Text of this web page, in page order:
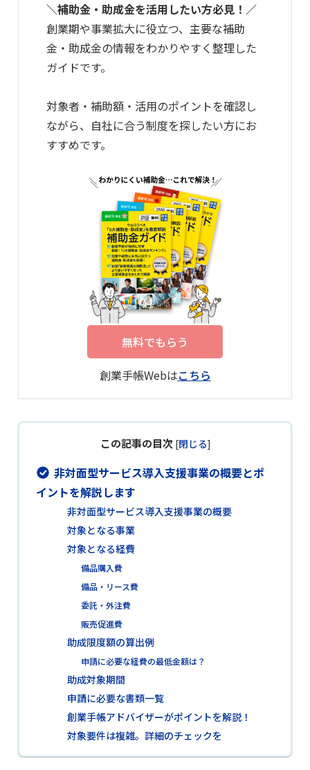
＼補助金・助成金を活用したい方必見！／
創業期や事業拡大に役立つ、主要な補助
金・助成金の情報をわかりやすく整理した
ガイドです。
対象者・補助額・活用のポイントを確認し
ながら、自社に合う制度を探したい方にお
すすめです。
無料でもらう
創業手帳Webはこちら
この記事の目次 [閉じる]
非対面型サービス導入支援事業の概要とポ
イントを解説します
非対面型サービス導入支援事業の概要
対象となる事業
対象となる経費
備品購入費
備品・リース費
委託・外注費
販売促進費
助成限度額の算出例
申請に必要な経費の最低金額は？
助成対象期間
申請に必要な書類一覧
創業手帳アドバイザーがポイントを解説！
対象要件は複雑。詳細のチェックを